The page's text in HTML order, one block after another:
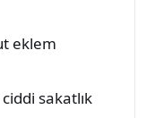
eklem
sakatlık